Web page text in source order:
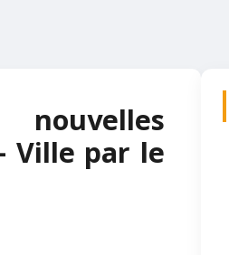
Ville par le